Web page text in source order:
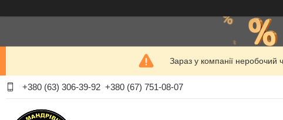
Зараз у компанії неробочий
+380 (63) 306-39-92 +380 (67) 751-08-07